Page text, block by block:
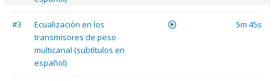
#3
Ecualización en los
transmisores de peso
multicanal (subtìtulos en
español)
5m 45s